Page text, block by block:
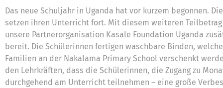
Das neue Schuljahr in Uganda hat vor kurzem begonnen.
setzen ihren Unterricht fort. Mit diesem weiteren
unsere Partnerorganisation Kasale Foundation Uganda
bereit. Die Schülerinnen fertigen waschbare Binden,
Familien an der Nakalama Primary School verschenkt
den Lehrkräften, dass die Schülerinnen, die Zugang zu
durchgehend am Unterricht teilnehmen – eine große